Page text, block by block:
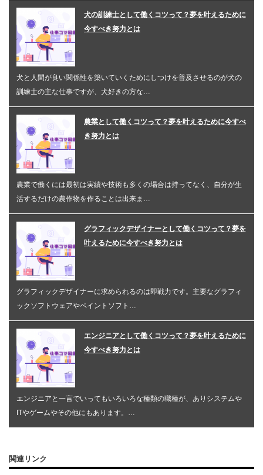
犬の訓練士として働くコツって？夢を叶えるために
今すべき努力とは
犬と人間が良い関係性を築いていくためにしつけを普及させるのが犬の
訓練士の主な仕事ですが、犬好きの方な…
農業として働くコツって？夢を叶えるために今すべ
き努力とは
農業で働くには最初は実績や技術も多くの場合は持ってなく、自分が生
活するだけの農作物を作ることは出来ま…
グラフィックデザイナーとして働くコツって？夢を
叶えるために今すべき努力とは
グラフィックデザイナーに求められるのは即戦力です。主要なグラフィ
ックソフトウェアやペイントソフト…
エンジニアとして働くコツって？夢を叶えるために
今すべき努力とは
エンジニアと一言でいってもいろいろな種類の職種が、ありシステムや
ITやゲームやその他にもあります。…
関連リンク